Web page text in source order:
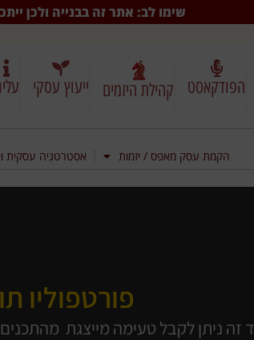
שימו לב: אתר זה בבנייה ולכן
הפודקאסט קהילת היזמים ייעוץ עסקי
הקמת עסק מאפס / יזמות אסטרטגיה עסקית
פורטפוליו
זה ניתן לקבל טעימה מייצגת מהתכנים